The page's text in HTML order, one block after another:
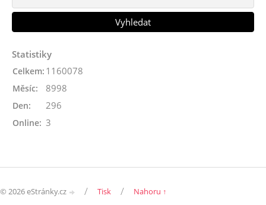
Statistiky
Online: 3
Celkem: 1160078
Měsíc: 8998
Den: 296
© 2026 eStránky.cz / Tisk / Nahoru ↑